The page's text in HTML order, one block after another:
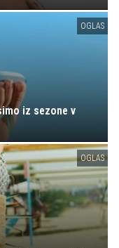
OGLAS
iz sezone v
OGLAS